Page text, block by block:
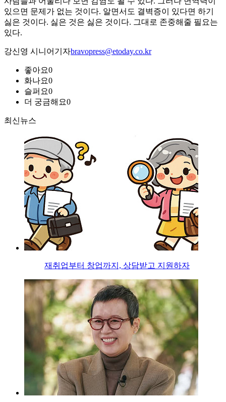
있으면 문제가 없는 것이다. 알면서도 결벽증이 있다면 하기
싫은 것이다. 싫은 것은 싫은 것이다. 그대로 존중해줄 필요는
있다.
강신영 시니어기자bravopress@etoday.co.kr
좋아요0
화나요0
슬퍼요0
더 궁금해요0
최신뉴스
재취업부터 창업까지, 상담받고 지원하자